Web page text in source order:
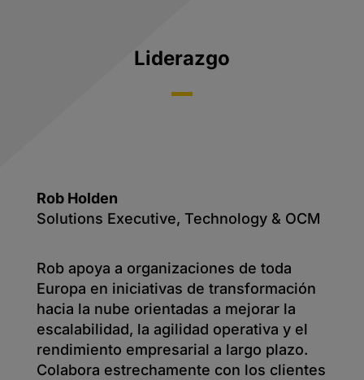
Liderazgo
Rob Holden
Solutions Executive, Technology & OCM
Rob apoya a organizaciones de toda
Europa en iniciativas de transformación
hacia la nube orientadas a mejorar la
escalabilidad, la agilidad operativa y el
rendimiento empresarial a largo plazo.
Colabora estrechamente con los clientes